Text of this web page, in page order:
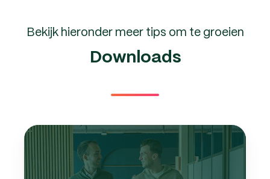
Bekijk hieronder meer tips om te groeien
Downloads